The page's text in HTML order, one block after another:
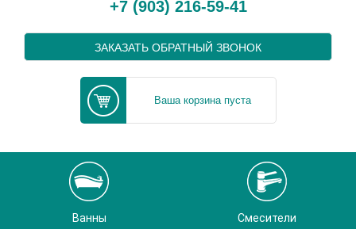
+7 (903) 216-59-41
ЗАКАЗАТЬ ОБРАТНЫЙ ЗВОНОК
Ваша корзина пуста
Ванны Смесители